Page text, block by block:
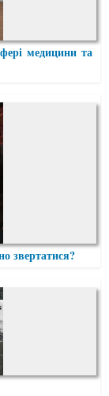
медицини та
звертатися?